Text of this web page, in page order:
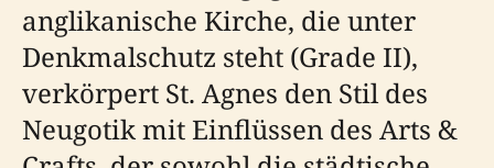
anglikanische Kirche, die unter
Denkmalschutz steht (Grade II),
verkörpert St. Agnes den Stil des
Neugotik mit Einflüssen des Arts &